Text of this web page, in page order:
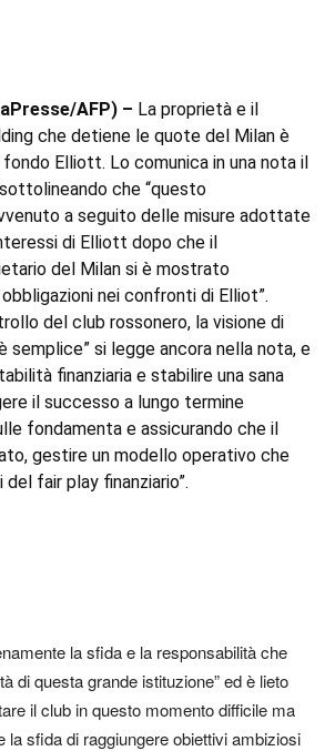
AFP) – La proprietà e il
che detiene le quote del Milan è
Elliott. Lo comunica in una nota il
che “questo
a seguito delle misure adottate
di Elliott dopo che il
del Milan si è mostrato
nei confronti di Elliot”.
del club rossonero, la visione di
semplice” si legge ancora nella nota, e
finanziaria e stabilire una sana
il successo a lungo termine
fondamenta e assicurando che il
gestire un modello operativo che
fair play finanziario”.
la sfida e la responsabilità che
di questa grande istituzione” ed è lieto
il club in questo momento difficile ma
la sfida di raggiungere obiettivi ambiziosi